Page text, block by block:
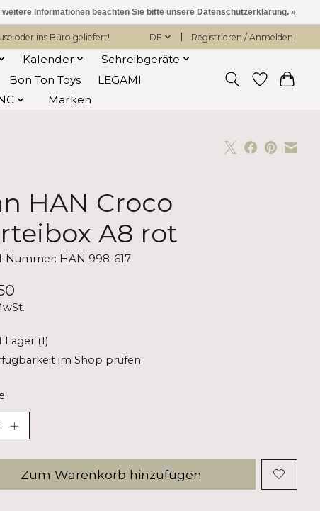
oder ins Büro geliefert! DE Registrieren / Anmelden
Kalender
Schreibgeräte
Bon Ton Toys
LEGAMI
Marken
HAN Croco
A8 rot
Nummer: HAN 998-617
Lager (1)
im Shop prüfen
Zum Warenkorb hinzufügen
weitere Informationen beachten Sie bitte unsere Datenschutzerklärung. »